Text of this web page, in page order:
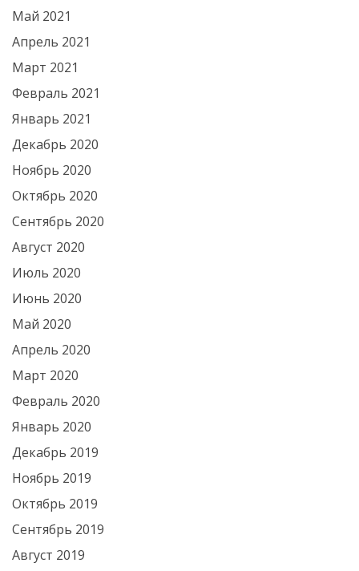
Май 2021
Апрель 2021
Март 2021
Февраль 2021
Январь 2021
Декабрь 2020
Ноябрь 2020
Октябрь 2020
Сентябрь 2020
Август 2020
Июль 2020
Июнь 2020
Май 2020
Апрель 2020
Март 2020
Февраль 2020
Январь 2020
Декабрь 2019
Ноябрь 2019
Октябрь 2019
Сентябрь 2019
Август 2019